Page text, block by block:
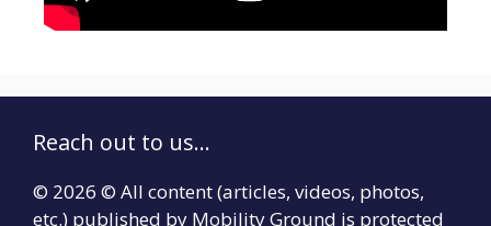
Reach out to us...
© 2026 © All content (articles, videos, photos,
etc.) published by Mobility Ground is protected